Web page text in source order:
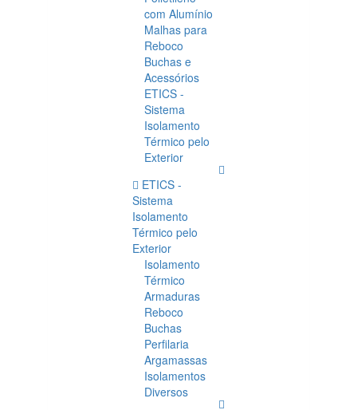
com Alumínio
Malhas para
Reboco
Buchas e
Acessórios
ETICS -
Sistema
Isolamento
Térmico pelo
Exterior
ETICS -
Sistema
Isolamento
Térmico pelo
Exterior
Isolamento
Térmico
Armaduras
Reboco
Buchas
Perfilaria
Argamassas
Isolamentos
Diversos